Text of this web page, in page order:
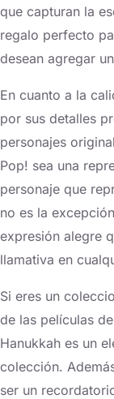
que capturan la
regalo perfecto
desean agregar
En cuanto a la
por sus detalles
personajes
Pop! sea una
personaje que
no es la
expresión alegre
llamativa en
Si eres un
de las películas
Hanukkah es un
colección.
ser un